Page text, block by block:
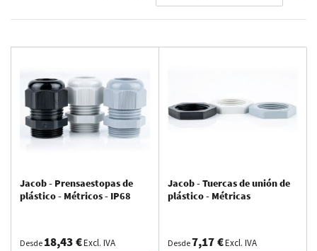
Jacob - Prensaestopas de
plástico - Métricos - IP68
Desde 18,43 €Excl. IVA
Jacob - Tuercas de unión de
plástico - Métricas
Desde7,17 €Excl. IVA